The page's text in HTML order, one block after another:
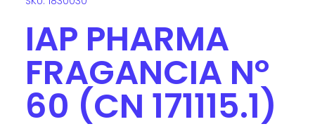
IAP PHARMA
FRAGANCIA Nº
60 (CN 171115.1)